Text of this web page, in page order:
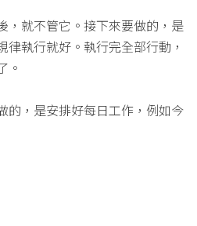
，就不管它。接下來要做的，是
執行就好。執行完全部行動，
。
的，是安排好每日工作，例如今